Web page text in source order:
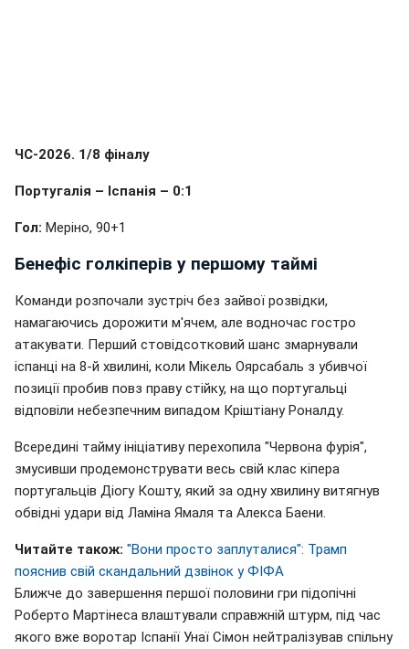
ЧС-2026. 1/8 фіналу
Португалія – Іспанія – 0:1
Гол: Меріно, 90+1
Бенефіс голкіперів у першому таймі
Команди розпочали зустріч без зайвої розвідки,
намагаючись дорожити м'ячем, але водночас гостро
атакувати. Перший стовідсотковий шанс змарнували
іспанці на 8-й хвилині, коли Мікель Оярсабаль з убивчої
позиції пробив повз праву стійку, на що португальці
відповіли небезпечним випадом Кріштіану Роналду.
Всередині тайму ініціативу перехопила "Червона фурія",
змусивши продемонструвати весь свій клас кіпера
португальців Діогу Кошту, який за одну хвилину витягнув
обвідні удари від Ламіна Ямаля та Алекса Баени.
Читайте також: "Вони просто заплуталися": Трамп
пояснив свій скандальний дзвінок у ФІФА
Ближче до завершення першої половини гри підопічні
Роберто Мартінеса влаштували справжній штурм, під час
якого вже воротар Іспанії Унаї Сімон нейтралізував спільну